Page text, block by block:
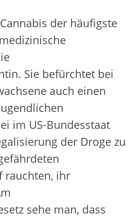
der häufigste
Sie befürchtet bei
auch einen
im US-Bundesstaat
der Droge zu
rauchten, ihr
sehe man, dass